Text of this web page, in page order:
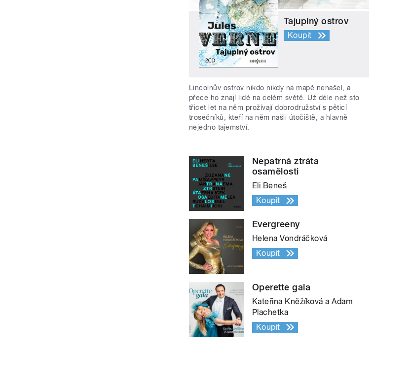
Tajuplný ostrov
Koupit
Lincolnův ostrov nikdo nikdy na mapě nenašel, a
přece ho znají lidé na celém světě. Už déle než sto
třicet let na něm prožívají dobrodružství s pěticí
trosečníků, kteří na něm našli útočiště, a hlavně
nejedno tajemství.
Nepatrná ztráta
osamělosti
Eli Beneš
Koupit
Evergreeny
Helena Vondráčková
Koupit
Operette gala
Kateřina Kněžíková a Adam
Plachetka
Koupit